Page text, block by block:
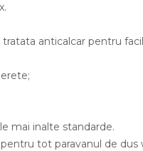
anticalcar pentru
mai inalte standarde.
tot paravanul de